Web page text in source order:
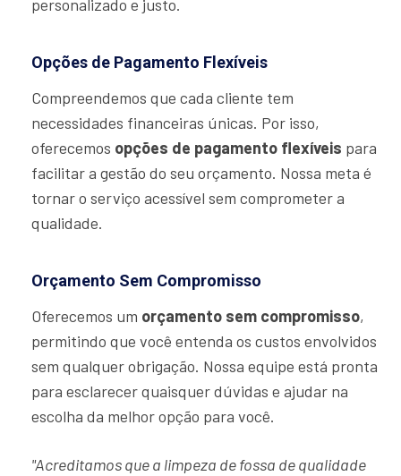
personalizado e justo.
Opções de Pagamento Flexíveis
Compreendemos que cada cliente tem
necessidades financeiras únicas. Por isso,
oferecemos opções de pagamento flexíveis para
facilitar a gestão do seu orçamento. Nossa meta é
tornar o serviço acessível sem comprometer a
qualidade.
Orçamento Sem Compromisso
Oferecemos um orçamento sem compromisso,
permitindo que você entenda os custos envolvidos
sem qualquer obrigação. Nossa equipe está pronta
para esclarecer quaisquer dúvidas e ajudar na
escolha da melhor opção para você.
"Acreditamos que a limpeza de fossa de qualidade